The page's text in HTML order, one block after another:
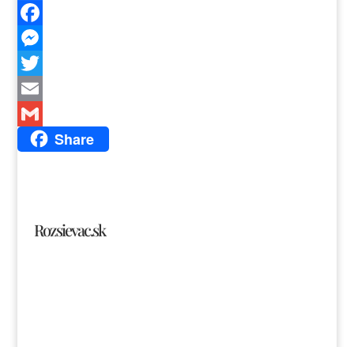
Facebook
Messenger
Twitter
Email
Gmail Share
Rozsievac.sk